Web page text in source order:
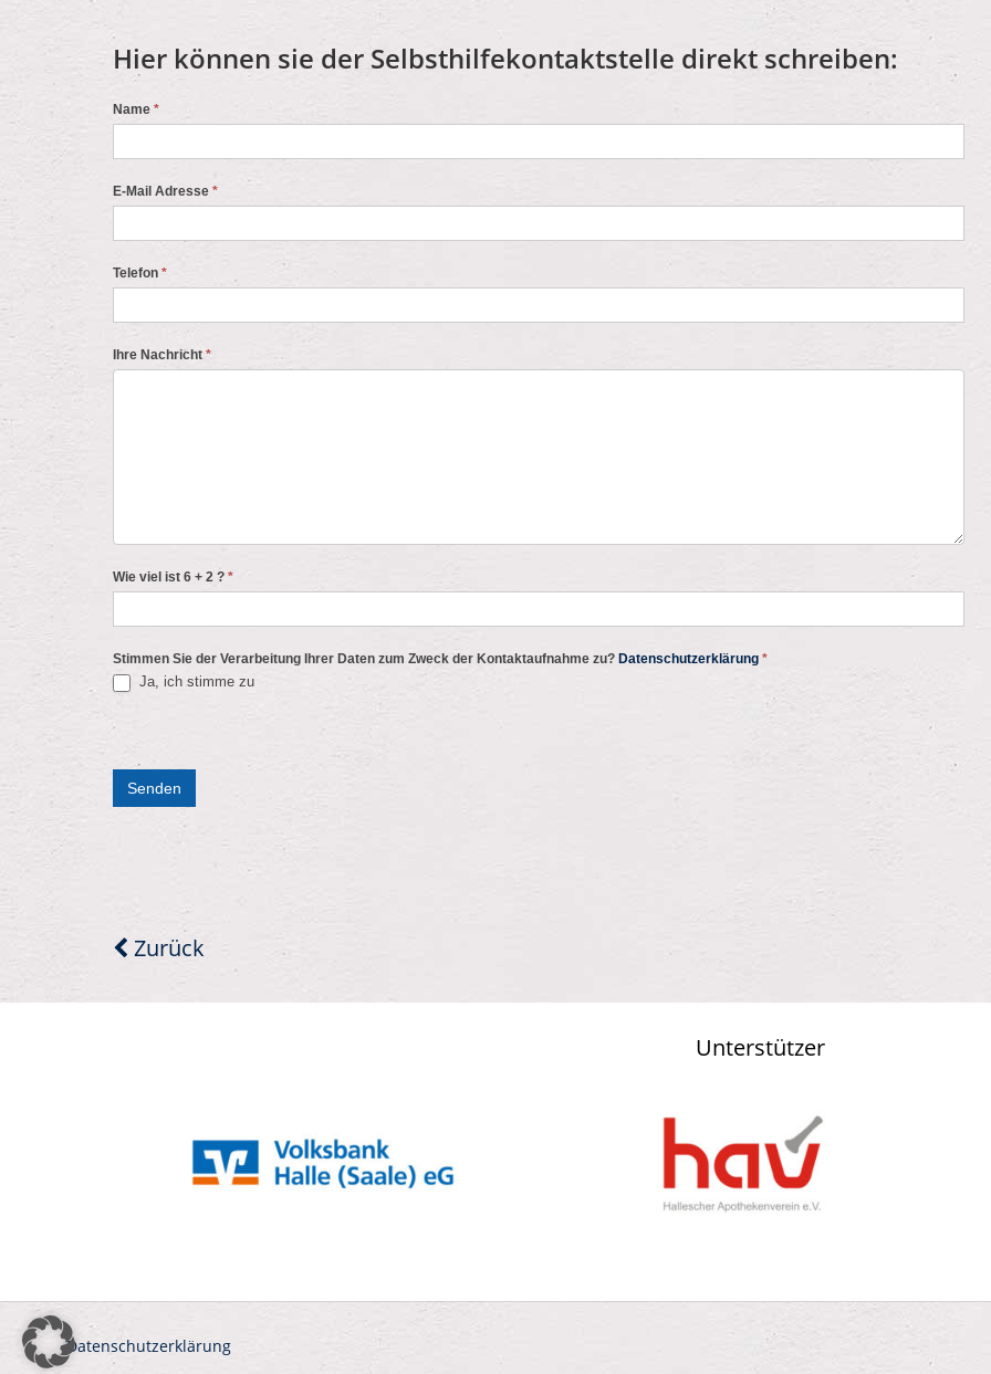
Hier können sie der Selbsthilfekontaktstelle direkt schreiben:
Name *
E-Mail Adresse *
Telefon *
Ihre Nachricht *
Wie viel ist 6 + 2 ? *
Stimmen Sie der Verarbeitung Ihrer Daten zum Zweck der Kontaktaufnahme zu? Datenschutzerklärung *
Ja, ich stimme zu
Senden
Zurück
Unterstützer
Datenschutzerklärung